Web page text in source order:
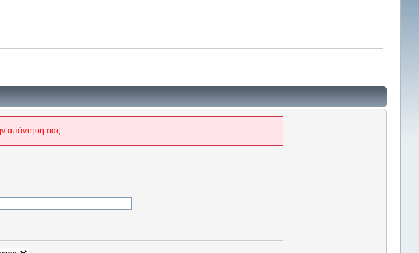
απάντησή σας.